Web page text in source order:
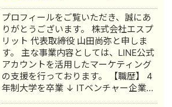
お気軽にメッセージをお送りくださ
い。 「どんな相談ができますか？」と
いう問い合わせだけでも大歓迎です。
初回は状況をお聞きするだけのご相談
も承ります。
サイト、オンラインサロン等) ・リサー
チからチャンネル設計、企画立案、動
画制作、分析・改善まで 一通り経験
しております クラウドワークスの発注
者ページはこちら
https://crowdworks.jp/public/employers/
◎勤務していた会社のYouTubeチャン
ネルを運用 →自社商品を販売し、教育
ステップ無しYouTubeのみの販売で
プロフィールをご覧いただき、誠にあ
りがとうございます。 株式会社エスプ
リット 代表取締役 山田尚弥と申しま
す。 主な事業内容としては、LINE公式
アカウントを活用したマーケティング
の支援を行っております。 【職歴】 4
年制大学を卒業 ↓ ITベンチャー企業に